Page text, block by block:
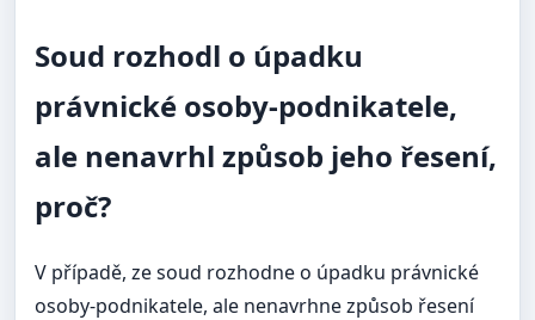
Soud rozhodl o úpadku
právnické osoby-podnikatele,
ale nenavrhl způsob jeho řesení,
proč?
V případě, ze soud rozhodne o úpadku právnické
osoby-podnikatele, ale nenavrhne způsob řesení